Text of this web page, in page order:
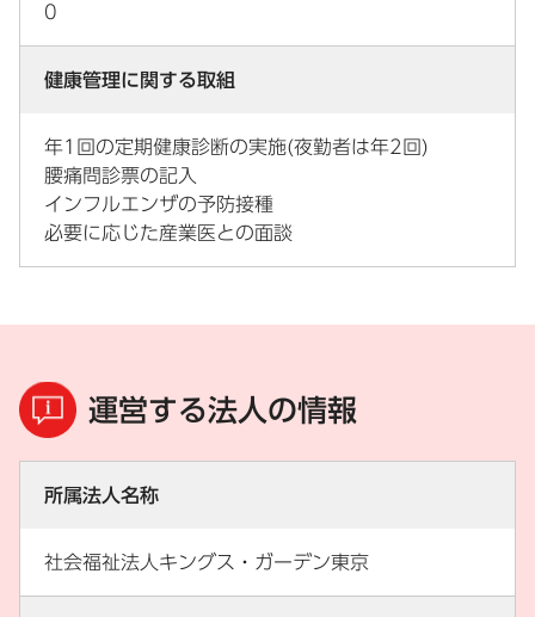
0
健康管理に関する取組
年1回の定期健康診断の実施(夜勤者は年2回)
腰痛問診票の記入
インフルエンザの予防接種
必要に応じた産業医との面談
運営する法人の情報
所属法人名称
社会福祉法人キングス・ガーデン東京